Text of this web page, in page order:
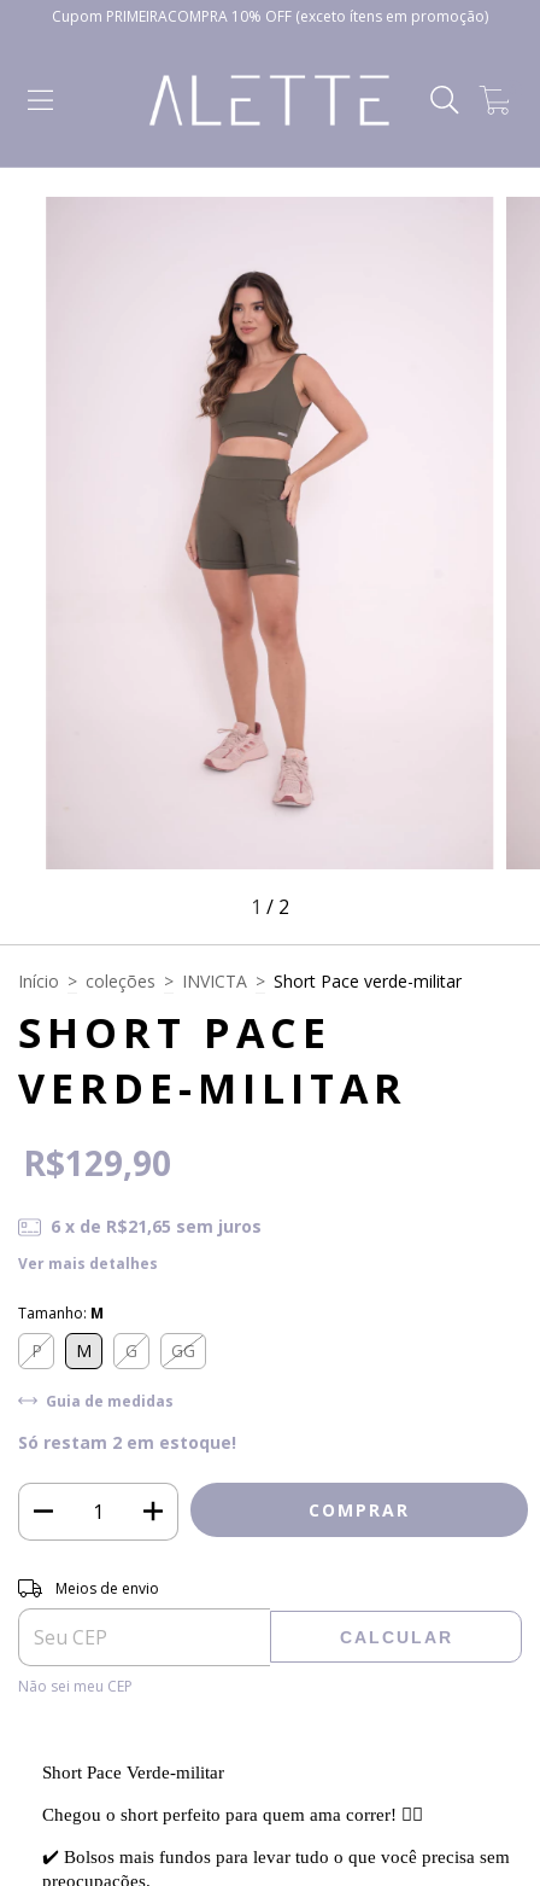
Cupom PRIMEIRACOMPRA 10% OFF (exceto ítens em promoção)
1 / 2
Início > coleções > INVICTA > Short Pace verde-militar
SHORT PACE
VERDE-MILITAR
R$129,90
6 x de R$21,65 sem juros
Ver mais detalhes
Tamanho: M
P M G GG
Guia de medidas
Só restam 2 em estoque!
Entregas para o CEP:
Meios de envio
CALCULAR
Não sei meu CEP
Short Pace Verde-militar
Chegou o short perfeito para quem ama correr! 🏃‍♀️
✔️ Bolsos mais fundos para levar tudo o que você precisa sem
preocupações.